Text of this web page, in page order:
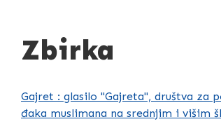
Zbirka
Gajret : glasilo "Gajreta", društva za
đaka muslimana na srednjim i višim